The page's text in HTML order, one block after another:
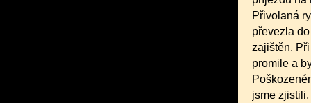
Přivolaná
převezla
zajištěn.
promile a
jsme